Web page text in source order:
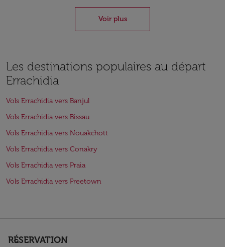
Voir plus
Les destinations populaires au départ
Errachidia
Vols Errachidia vers Banjul
Vols Errachidia vers Bissau
Vols Errachidia vers Nouakchott
Vols Errachidia vers Conakry
Vols Errachidia vers Praia
Vols Errachidia vers Freetown
RÉSERVATION
keyboard_arrow_down